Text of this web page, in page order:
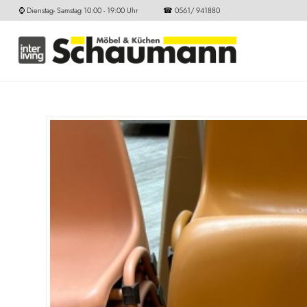
⌚ Dienstag- Samstag 10:00 - 19:00 Uhr ☎ 0561/ 941880